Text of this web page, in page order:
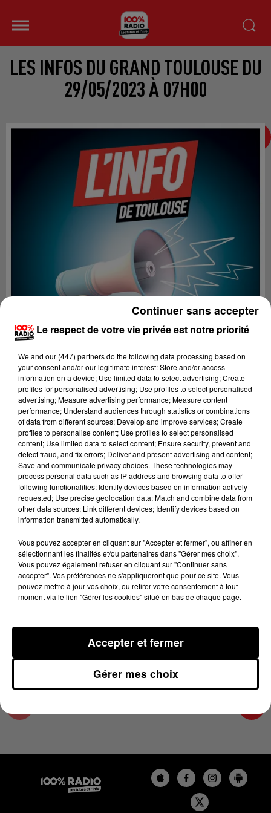
LES INFOS DU GRAND TOULOUSE DU
29/05/2023 À 07H00
Lecture (4 min 22 sec)
100%
Les infos du grand Toulouse
29 mai 2023 - 4 min 22 sec
LES INFOS DU GRAND TOULOUSE DU
29/05/2023 À 07H00
Podcasts infos du grand Toulouse
Le respect de votre vie privée est notre priorité
We and our (447) partnersdo the following data processing based on
your consent and/or our legitimate interest: Store and/or access
information on a device; Use limited data to select advertising; Create
profiles for personalised advertising; Use profiles to select personalised
advertising; Measure advertising performance; Measure content
performance; Understand audiences through statistics or combinations
of data from different sources; Develop and improve services; Create
profiles to personalise content; Use profiles to select personalised
content; Use limited data to select content; Ensure security, prevent and
detect fraud, and fix errors; Deliver and present advertising and content;
Save and communicate privacy choices. These technologies may
process personal data such as IP address and browsing data to offer
following functionalities: Identify devices based on information actively
requested; Use precise geolocation data; Match and combine data from
other data sources; Link different devices; Identify devices based on
information transmitted automatically.
Vous pouvez accepter en cliquant sur "Accepter et fermer", ou affiner en
sélectionnant les finalités et/ou partenaires dans "Gérer mes choix".
Vous pouvez également refuser en cliquant sur "Continuer sans
accepter". Vos préférences ne s'appliqueront que pour ce site. Vous
pouvez mettre à jour vos choix, ou retirer votre consentement à tout
moment via le lien "Gérer les cookies" situé en bas de chaque page.
Gérer mes choix
Accepter et fermer
Continuer sans accepter